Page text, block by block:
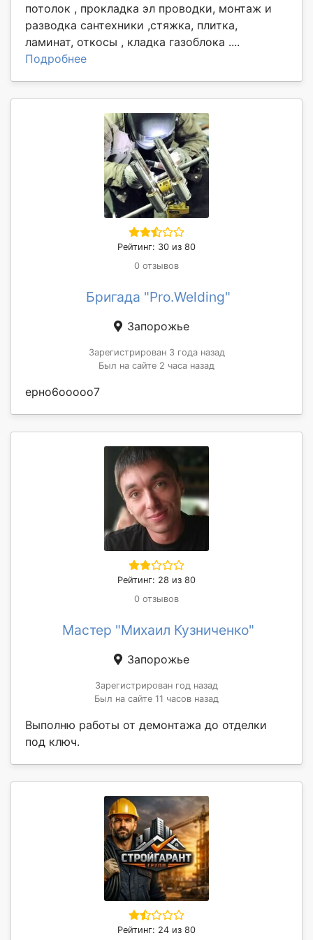
потолок , прокладка эл проводки, монтаж и
разводка сантехники ,стяжка, плитка,
ламинат, откосы , кладка газоблока ....
Подробнее
Рейтинг: 30 из 80
0 отзывов
Бригада "Pro.Welding"
Запорожье
Зарегистрирован 3 года назад
Был на сайте 2 часа назад
ерно6ооооо7
Рейтинг: 28 из 80
0 отзывов
Мастер "Михаил Кузниченко"
Запорожье
Зарегистрирован год назад
Был на сайте 11 часов назад
Выполню работы от демонтажа до отделки
под ключ.
Рейтинг: 24 из 80